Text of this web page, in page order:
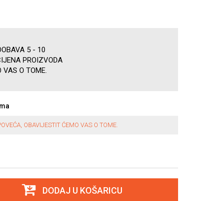
5 - 10
PROIZVODA
VAS O TOME.
OBAVIJESTIT ĆEMO VAS O TOME.
DODAJ U KOŠARICU